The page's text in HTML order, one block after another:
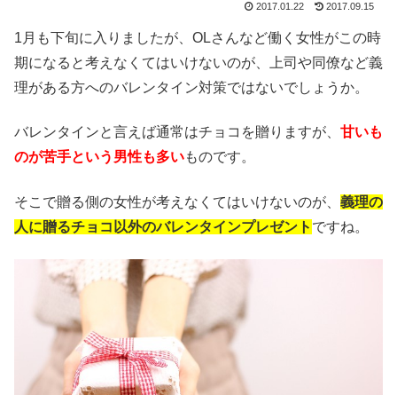
2017.01.22 2017.09.15
1月も下旬に入りましたが、OLさんなど働く女性がこの時
期になると考えなくてはいけないのが、上司や同僚など義
理がある方へのバレンタイン対策ではないでしょうか。
バレンタインと言えば通常はチョコを贈りますが、 甘いも
のが苦手という男性も多いものです。
そこで贈る側の女性が考えなくてはいけないのが、 義理の
人に贈るチョコ以外のバレンタインプレゼント ですね。